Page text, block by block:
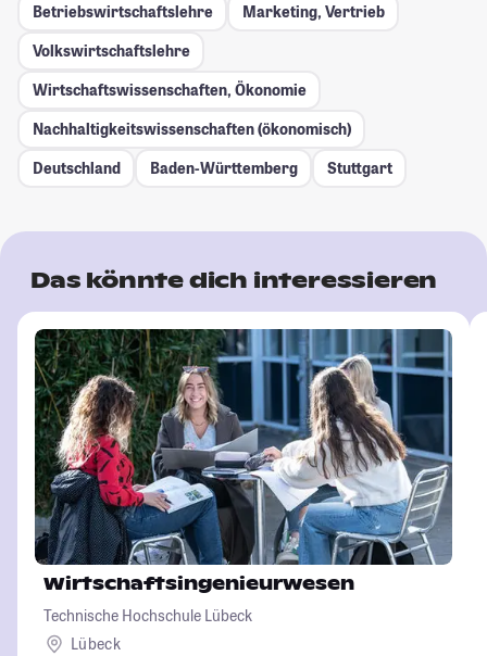
Betriebswirtschaftslehre
Marketing, Vertrieb
Volkswirtschaftslehre
Wirtschaftswissenschaften, Ökonomie
Nachhaltigkeitswissenschaften (ökonomisch)
Deutschland
Baden-Württemberg Stuttgart
Das könnte dich interessieren
Wirtschaftsingenieurwesen
Technische Hochschule Lübeck
Lübeck